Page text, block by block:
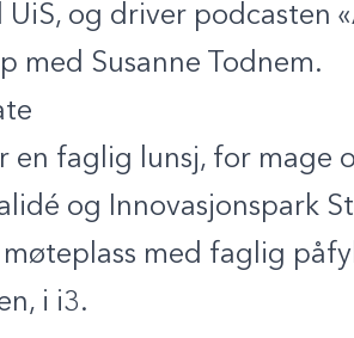
og driver podcasten
med Susanne Todnem.
en faglig lunsj, for mage
og Innovasjonspark
med faglig
i i3.